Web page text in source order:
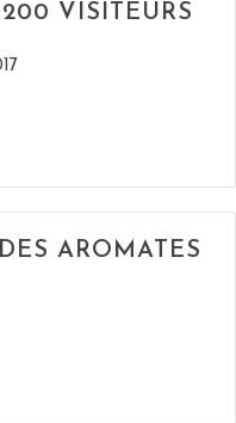
VISITEURS
AROMATES